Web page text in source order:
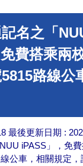
名之「
費搭乘兩
路線公
最後更新日期 :
iPASS」，免
公車，相關規定，